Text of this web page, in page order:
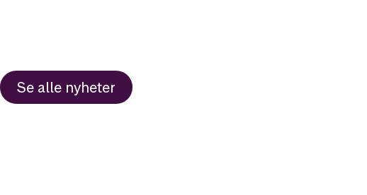
Se alle nyheter